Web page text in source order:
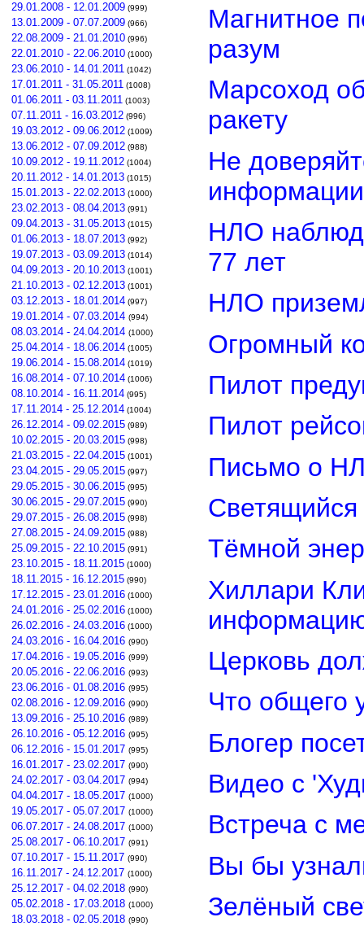
29.01.2008 - 12.01.2009 (999)
13.01.2009 - 07.07.2009 (966)
22.08.2009 - 21.01.2010 (996)
22.01.2010 - 22.06.2010 (1000)
23.06.2010 - 14.01.2011 (1042)
17.01.2011 - 31.05.2011 (1008)
01.06.2011 - 03.11.2011 (1003)
07.11.2011 - 16.03.2012 (996)
19.03.2012 - 09.06.2012 (1009)
13.06.2012 - 07.09.2012 (988)
10.09.2012 - 19.11.2012 (1004)
20.11.2012 - 14.01.2013 (1015)
15.01.2013 - 22.02.2013 (1000)
23.02.2013 - 08.04.2013 (991)
09.04.2013 - 31.05.2013 (1015)
01.06.2013 - 18.07.2013 (992)
19.07.2013 - 03.09.2013 (1014)
04.09.2013 - 20.10.2013 (1001)
21.10.2013 - 02.12.2013 (1001)
03.12.2013 - 18.01.2014 (997)
19.01.2014 - 07.03.2014 (994)
08.03.2014 - 24.04.2014 (1000)
25.04.2014 - 18.06.2014 (1005)
19.06.2014 - 15.08.2014 (1019)
16.08.2014 - 07.10.2014 (1006)
08.10.2014 - 16.11.2014 (995)
17.11.2014 - 25.12.2014 (1004)
26.12.2014 - 09.02.2015 (989)
10.02.2015 - 20.03.2015 (998)
21.03.2015 - 22.04.2015 (1001)
23.04.2015 - 29.05.2015 (997)
29.05.2015 - 30.06.2015 (995)
30.06.2015 - 29.07.2015 (990)
29.07.2015 - 26.08.2015 (998)
27.08.2015 - 24.09.2015 (988)
25.09.2015 - 22.10.2015 (991)
23.10.2015 - 18.11.2015 (1000)
18.11.2015 - 16.12.2015 (990)
17.12.2015 - 23.01.2016 (1000)
24.01.2016 - 25.02.2016 (1000)
26.02.2016 - 24.03.2016 (1000)
24.03.2016 - 16.04.2016 (990)
17.04.2016 - 19.05.2016 (999)
20.05.2016 - 22.06.2016 (993)
23.06.2016 - 01.08.2016 (995)
02.08.2016 - 12.09.2016 (990)
13.09.2016 - 25.10.2016 (989)
26.10.2016 - 05.12.2016 (995)
06.12.2016 - 15.01.2017 (995)
16.01.2017 - 23.02.2017 (990)
24.02.2017 - 03.04.2017 (994)
04.04.2017 - 18.05.2017 (1000)
19.05.2017 - 05.07.2017 (1000)
06.07.2017 - 24.08.2017 (1000)
25.08.2017 - 06.10.2017 (991)
07.10.2017 - 15.11.2017 (990)
16.11.2017 - 24.12.2017 (1000)
25.12.2017 - 04.02.2018 (990)
05.02.2018 - 17.03.2018 (1000)
18.03.2018 - 02.05.2018 (990)
Магнитное
разум
Марсоход
ракету
Не
информации
НЛО
77 лет
НЛО
Огромный
Пилот
Пилот
Письмо о
Светящийся
Тёмной
Хиллари
Церковь
Что общего
Блогер
Видео с
Встреча с
Вы бы
Зелёный